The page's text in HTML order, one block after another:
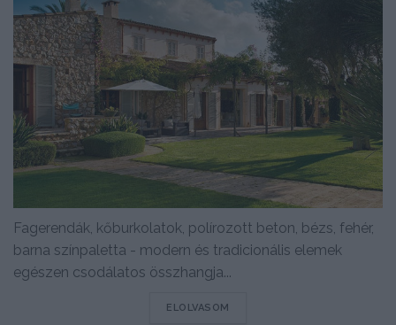
Fagerendák, kőburkolatok, polírozott beton, bézs, fehér,
barna színpaletta - modern és tradicionális elemek
egészen csodálatos összhangja...
ELOLVASOM